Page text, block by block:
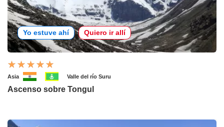
Yo estuve ahí Quiero ir allí
Asia Valle del río Suru
Ascenso sobre Tongul